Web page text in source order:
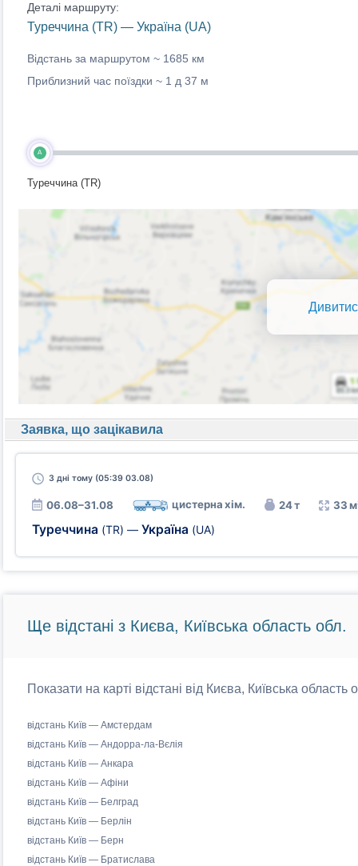
Деталі маршруту:
Туреччина (TR) — Україна (UA)
Відстань за маршрутом ~ 1685 км
Приблизний час поїздки ~ 1 д 37 м
A
Туреччина (TR)
Заявка, що зацікавила
3 дні тому (05:39 03.08)
06.08–31.08 цистерна хім. 24 т 33
Туреччина (TR) — Україна (UA)
Ще відстані з Києва, Київська область обл.
Показати на карті відстані від Києва, Київська
відстань Київ — Амстердам
відстань Київ — Андорра-ла-Вєлія
відстань Київ — Анкара
відстань Київ — Афіни
відстань Київ — Белград
відстань Київ — Берлін
відстань Київ — Берн
відстань Київ — Братислава